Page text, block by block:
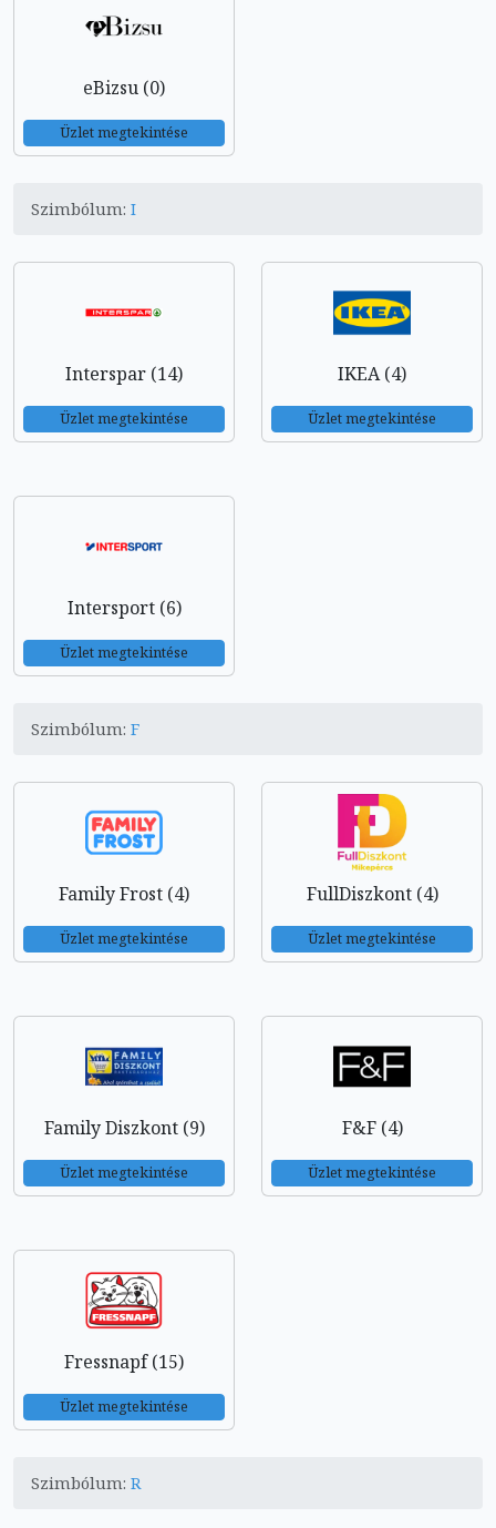
eBizsu (0)
Üzlet megtekintése
Szimbólum: I
Interspar (14)
Üzlet megtekintése
IKEA (4)
Üzlet megtekintése
Intersport (6)
Üzlet megtekintése
Szimbólum: F
Family Frost (4)
Üzlet megtekintése
FullDiszkont (4)
Üzlet megtekintése
Family Diszkont (9)
Üzlet megtekintése
F&F (4)
Üzlet megtekintése
Fressnapf (15)
Üzlet megtekintése
Szimbólum: R